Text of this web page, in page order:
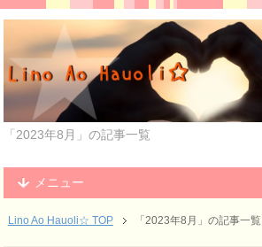
「2023年8月」の記事一覧
メニュー
Lino Ao Hauoli☆ TOP 「2023年8月」の記事一覧